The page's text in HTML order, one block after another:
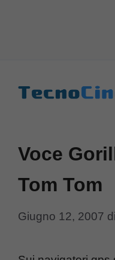
Voce
Tom Tom
Giugno 12, 2007 di